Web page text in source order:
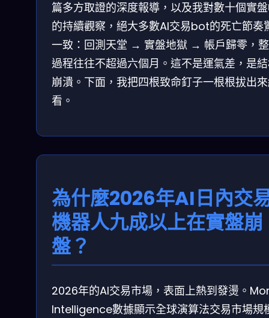
篇多方取證的深度報導，以及我對數十個實
的持續觀察，絕大多數AI交易bot的死亡節奏
一致：回測天堂 → 實盤地獄 → 帳戶歸零，
過程往往不超過六個月。這不是運氣差，是
崩潰。下面，我把四根致命釘子一根根拔出
看。
為什麼2026年AI日內交
機器人九成以上在實盤崩
盤？
2026年的AI交易市場，表面上熱到發燙。
Intelligence數據顯示全球演算法交易市場規